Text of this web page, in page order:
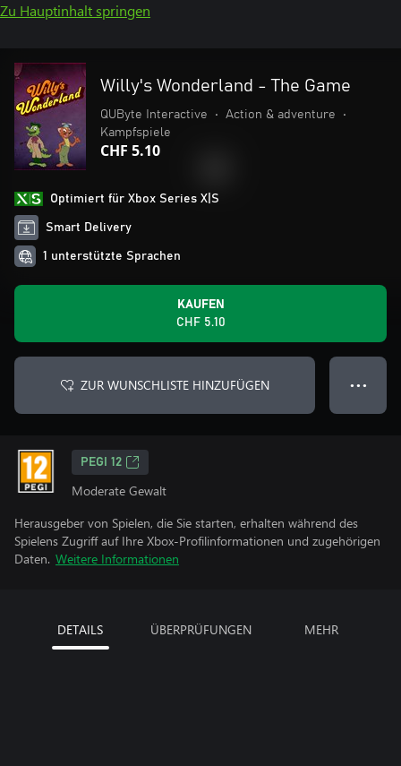
Zu Hauptinhalt springen
Willy's Wonderland - The Game
QUByte Interactive • Action & adventure
•
Kampfspiele
CHF 5.10
Optimiert für Xbox Series X|S
Smart Delivery
1 unterstützte Sprachen
KAUFEN
CHF 5.10
ZUR WUNSCHLISTE HINZUFÜGEN ● ● ●
PEGI 12
Moderate Gewalt
Herausgeber von Spielen, die Sie starten, erhalten während des
Spielens Zugriff auf Ihre Xbox-Profilinformationen und zugehörigen
Daten. Weitere Informationen
DETAILS ÜBERPRÜFUNGEN MEHR